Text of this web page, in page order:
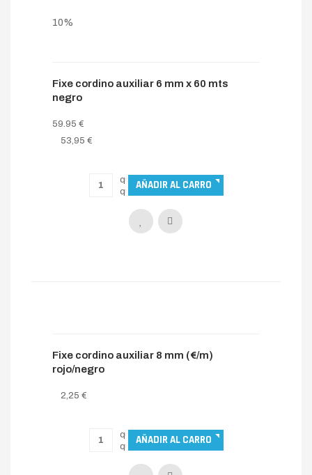
10%
Fixe cordino auxiliar 6 mm x 60 mts
negro
59.95 €
53,95 €
Fixe cordino auxiliar 8 mm (€/m)
rojo/negro
2,25 €